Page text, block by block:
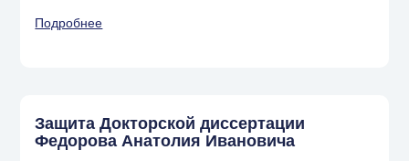
Подробнее
Защита Докторской диссертации
Федорова Анатолия Ивановича